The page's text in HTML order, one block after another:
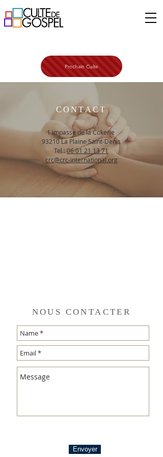
Prochain Culte
CONTACT
1 impasse de la Cokerie
93210 La Plaine Saint-Denis
Tel :06 01 21 13 71
crc@crc-international.org
NOUS CONTACTER
Envoyer